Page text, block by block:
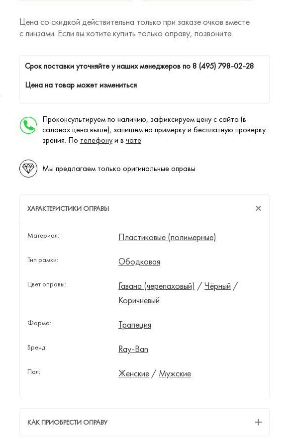
Цена со скидкой действительна только при заказе очков вместе
с линзами. Если вы хотите купить только оправу, позвоните.
Cрок поставки уточняйте у наших менеджеров по8 (495) 798-02-28
Цена на товар может измениться
Проконсультируем по наличию, зафиксируем цену с сайта (в
салонах цена выше), запишем на примерку и бесплатную проверку
зрения. По телефонуи в чате
Мы предлагаем только оригинальные оправы
ХАРАКТЕРИСТИКИ ОПРАВЫ
Материал: Пластиковые (полимерные)
Тип рамки: Ободковая
Цвет оправы: Гавана (черепаховый) / Чёрный /
Коричневый
Форма: Трапеция
Бренд: Ray-Ban
Пол: Женские/ Мужские
КАК ПРИОБРЕСТИ ОПРАВУ